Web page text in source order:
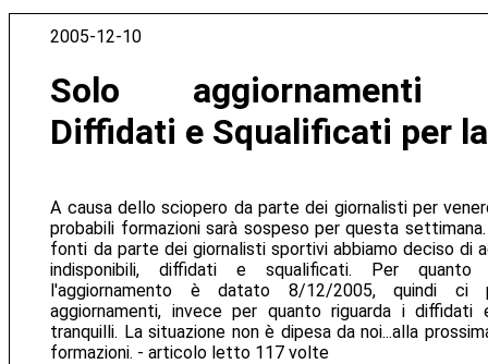
2005-12-10
Solo aggiornamenti
Diffidati e Squalificati per
A causa dello sciopero da parte dei giornalisti per
probabili formazioni sarà sospeso per questa
fonti da parte dei giornalisti sportivi abbiamo deciso di
indisponibili, diffidati e squalificati. Per quanto
l'aggiornamento è datato 8/12/2005, quindi ci
aggiornamenti, invece per quanto riguarda i
tranquilli. La situazione non è dipesa da noi...alla
formazioni. - articolo letto 117 volte